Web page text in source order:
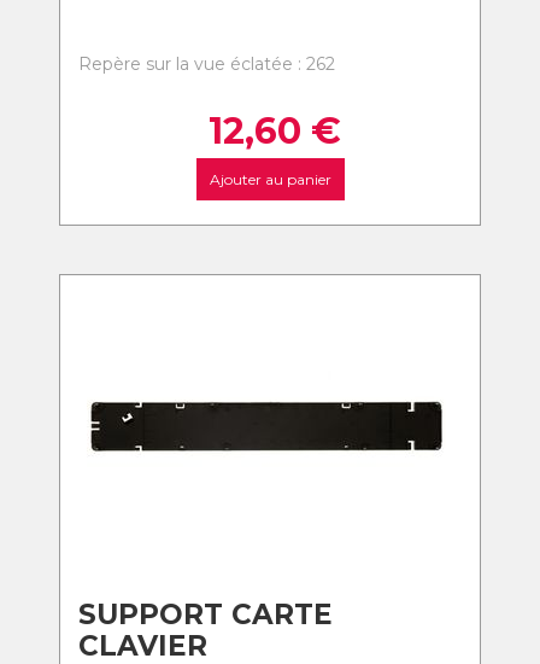
Repère sur la vue éclatée : 262
12,60 €
Ajouter au panier
SUPPORT CARTE
CLAVIER